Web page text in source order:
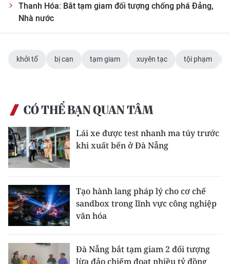
ĐỌC BÁO IN
中文
РУССКИЙ
ESPAÑOL
한국어
Thanh Hóa: Bắt tạm giam đối tượng chống phá Đảng,
Nhà nước
khởi tố bị can tạm giam xuyên tạc tội phạm
CÓ THỂ BẠN QUAN TÂM
Lái xe được test nhanh ma túy trước
khi xuất bến ở Đà Nẵng
Tạo hành lang pháp lý cho cơ chế
sandbox trong lĩnh vực công nghiệp
văn hóa
Đà Nẵng bắt tạm giam 2 đối tượng
lừa đảo chiếm đoạt nhiều tỷ đồng